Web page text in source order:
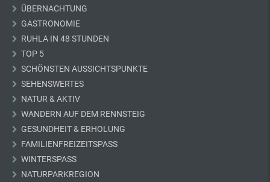
ÜBERNACHTUNG
GASTRONOMIE
RUHLA IN 48 STUNDEN
TOP 5
SCHÖNSTEN AUSSICHTSPUNKTE
SEHENSWERTES
NATUR & AKTIV
WANDERN AUF DEM RENNSTEIG
GESUNDHEIT & ERHOLUNG
FAMILIENFREIZEITSPASS
WINTERSPASS
NATURPARKREGION